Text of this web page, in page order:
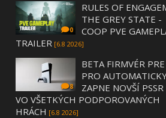
0
RULES OF
THE GREY STATE -
COOP PVE
TRAILER [6.8 2026]
8
BETA FIRMVÉR
PRO
ZAPNE NOVŠÍ
VO VŠETKÝCH PODPOROVANÝCH
HRÁCH [6.8 2026]